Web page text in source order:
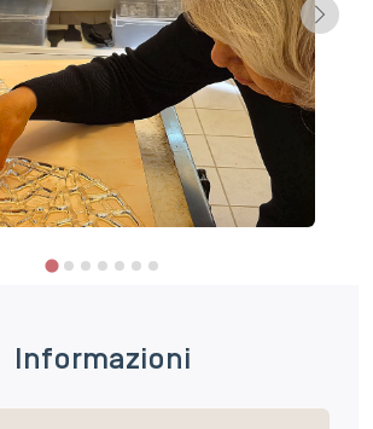
Informazioni